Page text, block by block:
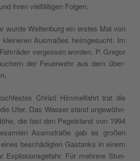
ihren vielfälti­gen Folgen.
wurde Wel­tenburg ein erstes Mal von
Aus­maßes heimge­sucht. Im
vergessen wor­den. P. Gre­gor
der Feuer­wehr aus dem über­
Christi Him­melfahrt trat die
Ufer. Das Wass­er stand ungewöhn­
die fast den Pegel­stand von 1994
Asam­straße gab es großen
beschädigten Gas­tanks in einem
Explo­sion­s­ge­fahr. Für mehrere Stun­